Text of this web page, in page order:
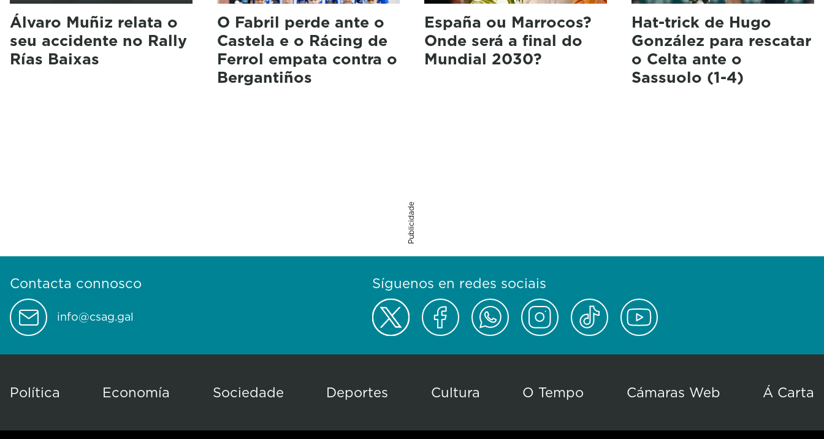
Álvaro Muñiz relata o
seu accidente no Rally
Rías Baixas
O Fabril perde ante o
Castela e o Rácing de
Ferrol empata contra o
Bergantiños
España ou Marrocos?
Onde será a final do
Mundial 2030?
Hat-trick de Hugo
González para rescatar
o Celta ante o
Sassuolo (1-4)
Publicidade
Contacta connosco
info@csag.gal
Síguenos en redes sociais
Política Economía Sociedade Deportes Cultura O Tempo Cámaras Web Á Carta